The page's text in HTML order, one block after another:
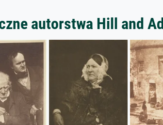
autorstwa Hill and